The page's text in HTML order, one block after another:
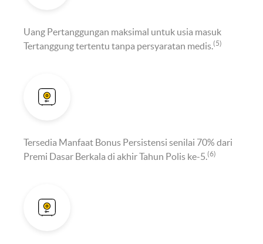
Uang Pertanggungan maksimal untuk usia masuk
Tertanggung tertentu tanpa persyaratan medis.(5)
Tersedia Manfaat Bonus Persistensi senilai 70% dari
Premi Dasar Berkala di akhir Tahun Polis ke-5.(6)